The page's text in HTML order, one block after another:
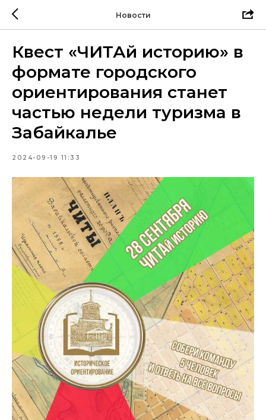
Новости
Квест «ЧИТАй историю» в
формате городского
ориентирования станет
частью недели туризма в
Забайкалье
2024-09-19 11:33